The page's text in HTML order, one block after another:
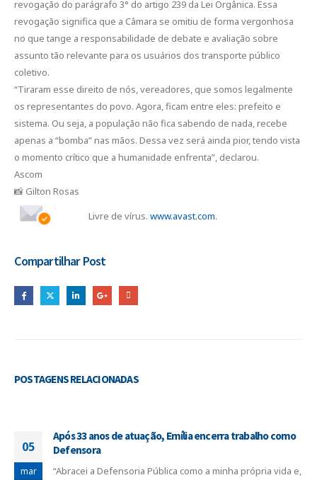
revogação do parágrafo 3° do artigo 239 da Lei Orgânica. Essa
revogação significa que a Câmara se omitiu de forma vergonhosa
no que tange a responsabilidade de debate e avaliação sobre
assunto tão relevante para os usuários dos transporte público
coletivo.
“Tiraram esse direito de nós, vereadores, que somos legalmente
os representantes do povo. Agora, ficam entre eles: prefeito e
sistema. Ou seja, a população não fica sabendo de nada, recebe
apenas a “bomba” nas mãos. Dessa vez será ainda pior, tendo vista
o momento crítico que a humanidade enfrenta”, declarou.
Ascom
📸 Gilton Rosas
Livre de vírus. www.avast.com.
Compartilhar Post
POSTAGENSRELACIONADAS
05
mar
Após 33 anos de atuação, Emília encerra trabalho como
Defensora
“Abracei a Defensoria Pública como a minha própria vida e,